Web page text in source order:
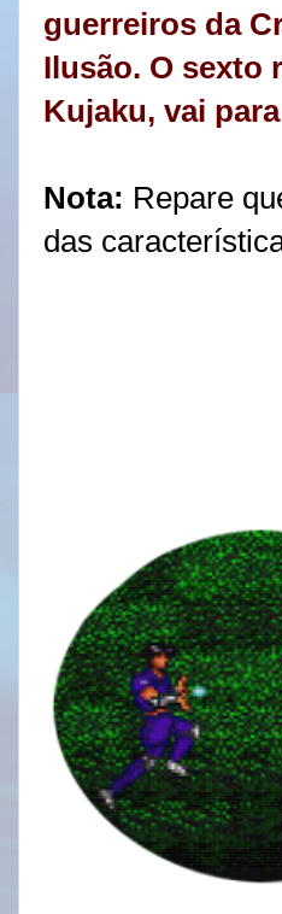
guerreiros da
Ilusão. O sexto
Kujaku, vai
Nota: Repare
das